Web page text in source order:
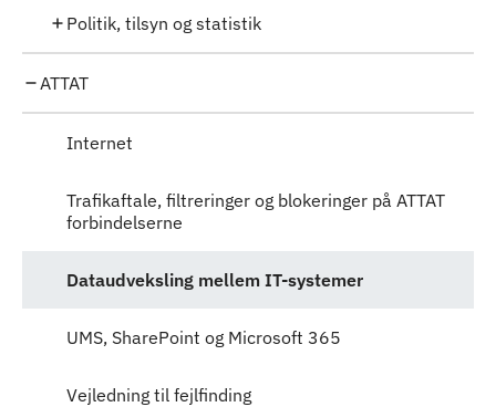
Politik, tilsyn og statistik
ATTAT
Internet
Trafikaftale, filtreringer og blokeringer på ATTAT
forbindelserne
Dataudveksling mellem IT-systemer
UMS, SharePoint og Microsoft 365
Vejledning til fejlfinding